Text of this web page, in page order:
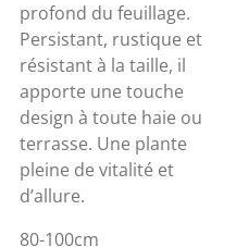
profond du feuillage.
Persistant, rustique et
résistant à la taille, il
apporte une touche
design à toute haie ou
terrasse. Une plante
pleine de vitalité et
d’allure.
80-100cm